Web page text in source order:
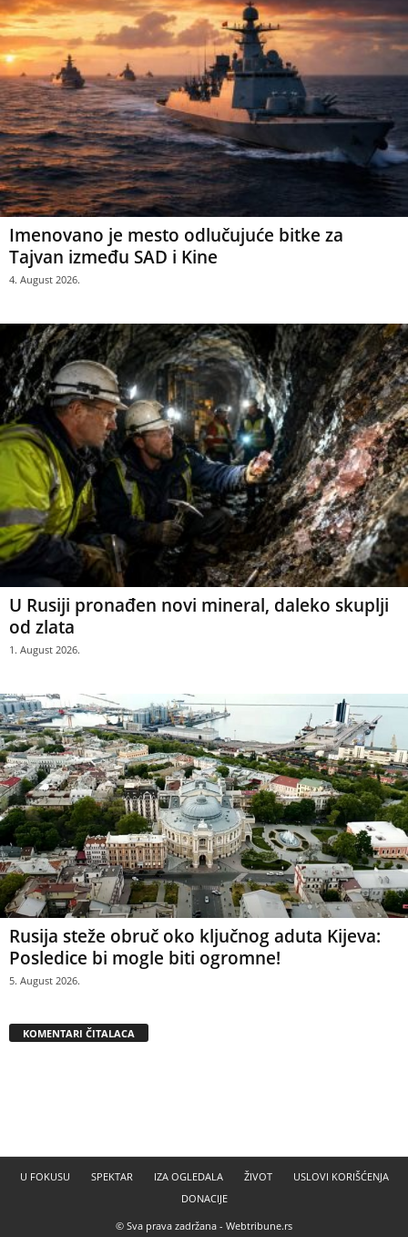
Imenovano je mesto odlučujuće bitke za
Tajvan između SAD i Kine
4. August 2026.
U Rusiji pronađen novi mineral, daleko skuplji
od zlata
1. August 2026.
Rusija steže obruč oko ključnog aduta Kijeva:
Posledice bi mogle biti ogromne!
5. August 2026.
KOMENTARI ČITALACA
U FOKUSU SPEKTAR IZA OGLEDALA ŽIVOT
USLOVI KORIŠĆENJA
DONACIJE
© Sva prava zadržana - Webtribune.rs